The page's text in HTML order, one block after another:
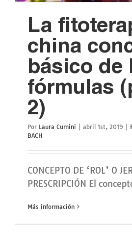
La
china
básico de
fórmulas
2)
Por Laura Cumini abril 1st, 2019
BACH
CONCEPTO DE ‘ROL’ O
PRESCRIPCIÓN El
Más información